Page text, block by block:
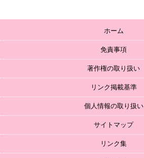
ホーム
免責事項
著作権の取り扱い
リンク掲載基準
個人情報の取り扱い
サイトマップ
リンク集